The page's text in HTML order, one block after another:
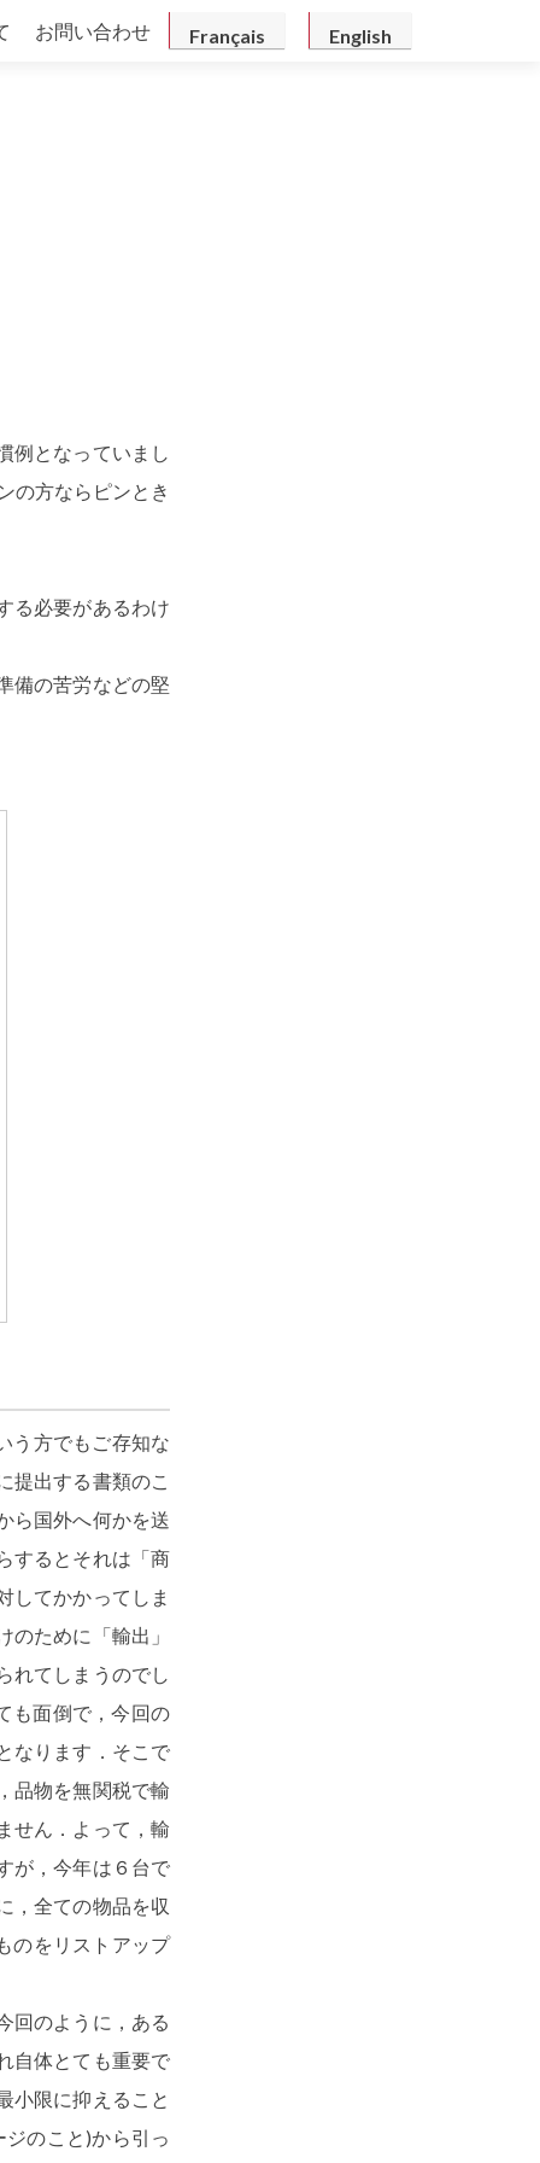
English
Français
お問い合わせ
例となっていまし
の方ならピンとき
る必要があるわけ
備の苦労などの堅
う方でもご存知な
提出する書類のこ
ら国外へ何かを送
するとそれは「商
してかかってしま
ために「輸出」
てしまうのでし
も面倒で，今回の
なります．そこで
品物を無関税で輸
せん．よって，輸
が，今年は６台で
，全ての物品を収
のをリストアップ
回のように，ある
自体とても重要で
小限に抑えること
のこと)から引っ